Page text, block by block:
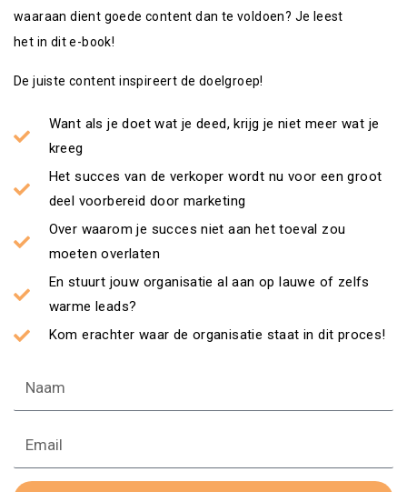
waaraan dient goede content dan te voldoen? Je leest
het in dit e-book!
De juiste content inspireert de doelgroep!
Want als je doet wat je deed, krijg je niet meer wat je
kreeg
Het succes van de verkoper wordt nu voor een groot
deel voorbereid door marketing
Over waarom je succes niet aan het toeval zou
moeten overlaten
En stuurt jouw organisatie al aan op lauwe of zelfs
warme leads?
Kom erachter waar de organisatie staat in dit proces!